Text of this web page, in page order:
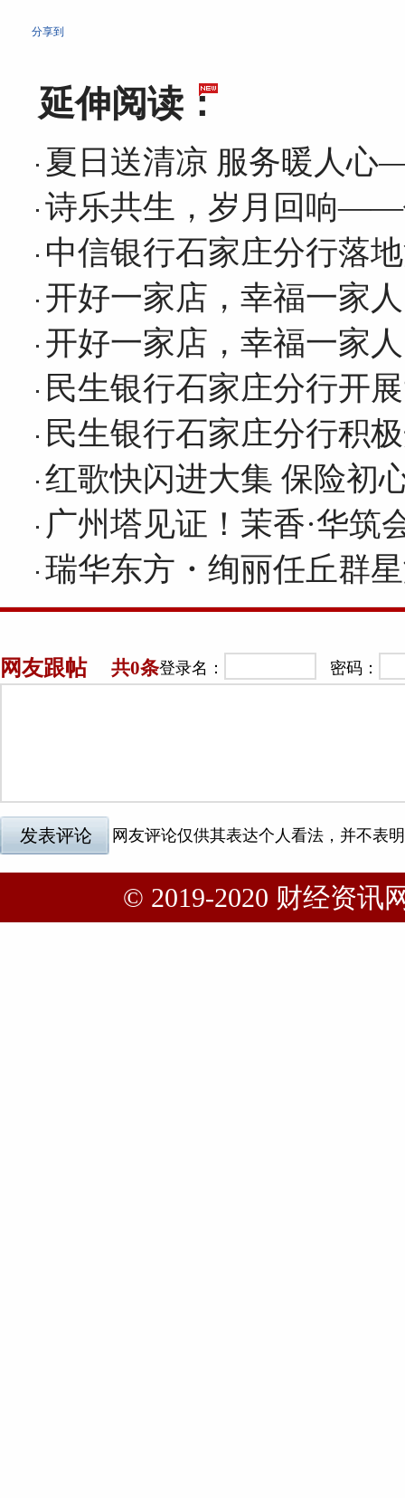
分享到
延伸阅读：
夏日送清凉 服务暖人
诗乐共生，岁月回响——
中信银行石家庄分行落
开好一家店，幸福一家
开好一家店，幸福一家
民生银行石家庄分行开
民生银行石家庄分行积
红歌快闪进大集 保险
广州塔见证！茉香·华筑
瑞华东方・绚丽任丘群
© 2019-2020 财经资讯